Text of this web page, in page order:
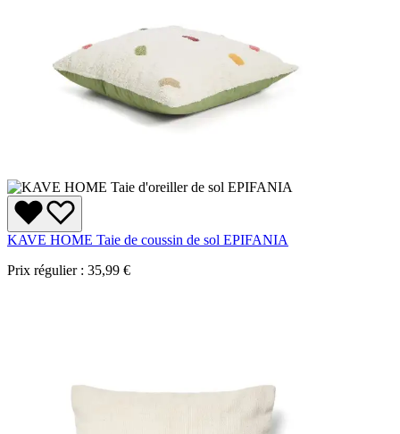
KAVE HOME Taie de coussin de sol EPIFANIA
Prix régulier : 35,99 €